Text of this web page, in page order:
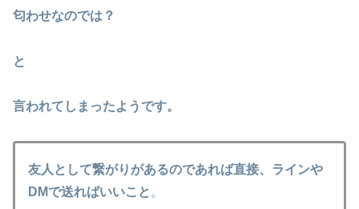
匂わせなのでは？
と
言われてしまったようです。
友人として繋がりがあるのであれば直接、ラインや
DMで送ればいいこと。